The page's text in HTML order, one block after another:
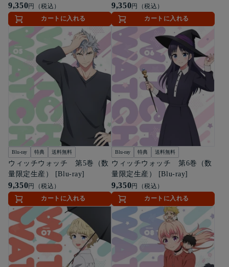
9,350円（税込）
カートに入れる
9,350円（税込）
カートに入れる
Blu-ray 特典 送料無料
ウィッチウォッチ 第5巻（数
量限定生産） [Blu-ray]
9,350円（税込）
カートに入れる
Blu-ray 特典 送料無料
ウィッチウォッチ 第6巻（数
量限定生産） [Blu-ray]
9,350円（税込）
カートに入れる